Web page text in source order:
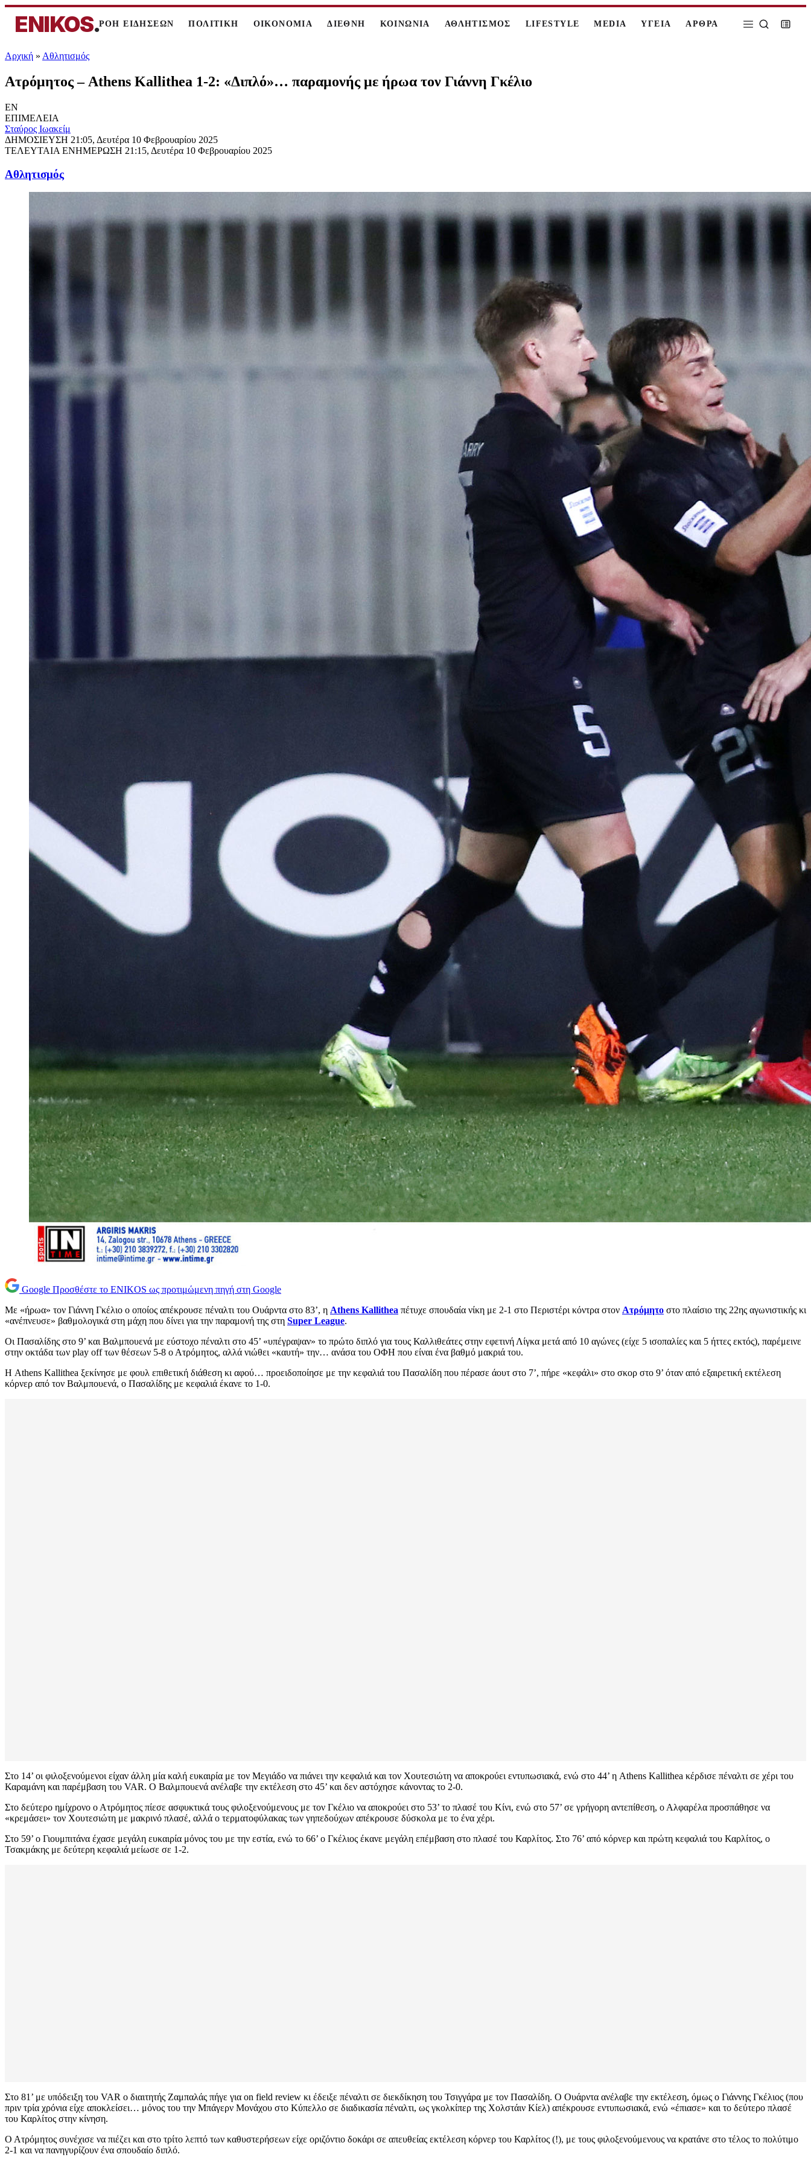
ENIKOS.ΡΟΗ ΕΙΔΗΣΕΩΝ ΠΟΛΙΤΙΚΗ ΟΙΚΟΝΟΜΙΑ ΔΙΕΘΝΗ ΚΟΙΝΩΝΙΑ ΑΘΛΗΤΙΣΜΟΣ LIFESTYLE MEDIA ΥΓΕΙΑ ΑΡΘΡΑ
Αρχική » Αθλητισμός
Ατρόμητος – Athens Kallithea 1-2: «Διπλό»… παραμονής με ήρωα τον Γιάννη Γκέλιο
EN
ΕΠΙΜΕΛΕΙΑ
Σταύρος Ιωακείμ
ΔΗΜΟΣΙΕΥΣΗ 21:05, Δευτέρα 10 Φεβρουαρίου 2025
ΤΕΛΕΥΤΑΙΑ ΕΝΗΜΕΡΩΣΗ 21:15, Δευτέρα 10 Φεβρουαρίου 2025
Αθλητισμός
Google Προσθέστε το ENIKOS ως προτιμώμενη πηγή στη Google
Με «ήρωα» τον Γιάννη Γκέλιο ο οποίος απέκρουσε πέναλτι του Ουάρντα στο 83’, η Athens Kallithea πέτυχε σπουδαία νίκη με 2-1 στο Περιστέρι κόντρα στον Ατρόμητο στο πλαίσιο της 22ης αγωνιστικής κι
«ανέπνευσε» βαθμολογικά στη μάχη που δίνει για την παραμονή της στη Super League.
Οι Πασαλίδης στο 9’ και Βαλμπουενά με εύστοχο πέναλτι στο 45’ «υπέγραψαν» το πρώτο διπλό για τους Καλλιθεάτες στην εφετινή Λίγκα μετά από 10 αγώνες (είχε 5 ισοπαλίες και 5 ήττες εκτός), παρέμεινε
στην οκτάδα των play off των θέσεων 5-8 ο Ατρόμητος, αλλά νιώθει «καυτή» την… ανάσα του ΟΦΗ που είναι ένα βαθμό μακριά του.
Η Athens Kallithea ξεκίνησε με φουλ επιθετική διάθεση κι αφού… προειδοποίησε με την κεφαλιά του Πασαλίδη που πέρασε άουτ στο 7’, πήρε «κεφάλι» στο σκορ στο 9’ όταν από εξαιρετική εκτέλεση
κόρνερ από τον Βαλμπουενά, ο Πασαλίδης με κεφαλιά έκανε το 1-0.
Στο 14’ οι φιλοξενούμενοι είχαν άλλη μία καλή ευκαιρία με τον Μεγιάδο να πιάνει την κεφαλιά και τον Χουτεσιώτη να αποκρούει εντυπωσιακά, ενώ στο 44’ η Athens Kallithea κέρδισε πέναλτι σε χέρι του
Καραμάνη και παρέμβαση του VAR. Ο Βαλμπουενά ανέλαβε την εκτέλεση στο 45’ και δεν αστόχησε κάνοντας το 2-0.
Στο δεύτερο ημίχρονο ο Ατρόμητος πίεσε ασφυκτικά τους φιλοξενούμενους με τον Γκέλιο να αποκρούει στο 53’ το πλασέ του Κίνι, ενώ στο 57’ σε γρήγορη αντεπίθεση, ο Αλφαρέλα προσπάθησε να
«κρεμάσει» τον Χουτεσιώτη με μακρινό πλασέ, αλλά ο τερματοφύλακας των γηπεδούχων απέκρουσε δύσκολα με το ένα χέρι.
Στο 59’ ο Γιουμπιτάνα έχασε μεγάλη ευκαιρία μόνος του με την εστία, ενώ το 66’ ο Γκέλιος έκανε μεγάλη επέμβαση στο πλασέ του Καρλίτος. Στο 76’ από κόρνερ και πρώτη κεφαλιά του Καρλίτος, ο
Τσακμάκης με δεύτερη κεφαλιά μείωσε σε 1-2.
Στο 81’ με υπόδειξη του VAR ο διαιτητής Ζαμπαλάς πήγε για on field review κι έδειξε πέναλτι σε διεκδίκηση του Τσιγγάρα με τον Πασαλίδη. Ο Ουάρντα ανέλαβε την εκτέλεση, όμως ο Γιάννης Γκέλιος (που
πριν τρία χρόνια είχε αποκλείσει… μόνος του την Μπάγερν Μονάχου στο Κύπελλο σε διαδικασία πέναλτι, ως γκολκίπερ της Χολστάιν Κίελ) απέκρουσε εντυπωσιακά, ενώ «έπιασε» και το δεύτερο πλασέ
του Καρλίτος στην κίνηση.
Ο Ατρόμητος συνέχισε να πιέζει και στο τρίτο λεπτό των καθυστερήσεων είχε οριζόντιο δοκάρι σε απευθείας εκτέλεση κόρνερ του Καρλίτος (!), με τους φιλοξενούμενους να κρατάνε στο τέλος το πολύτιμο
2-1 και να πανηγυρίζουν ένα σπουδαίο διπλό.